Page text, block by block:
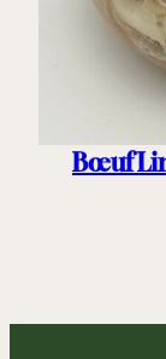
Bœuf